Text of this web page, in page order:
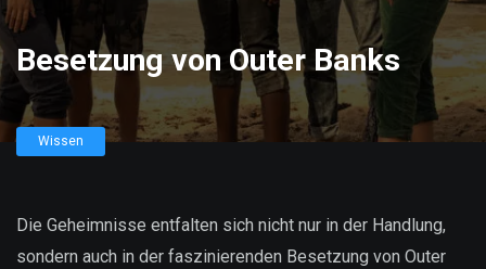
Besetzung von Outer Banks
Wissen
Die Geheimnisse entfalten sich nicht nur in der Handlung,
sondern auch in der faszinierenden Besetzung von Outer